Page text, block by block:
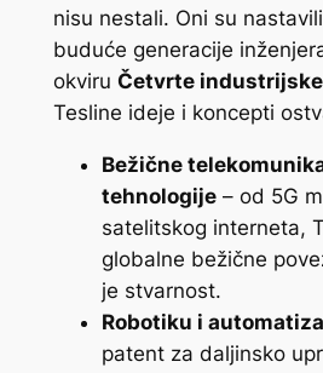
nisu nestali. Oni su
buduće generacije
okviru Četvrte
Tesline ideje i koncepti
Bežične
tehnologije– od 5G
satelitskog interneta,
globalne bežične
je stvarnost.
Robotiku i
patent za daljinsko